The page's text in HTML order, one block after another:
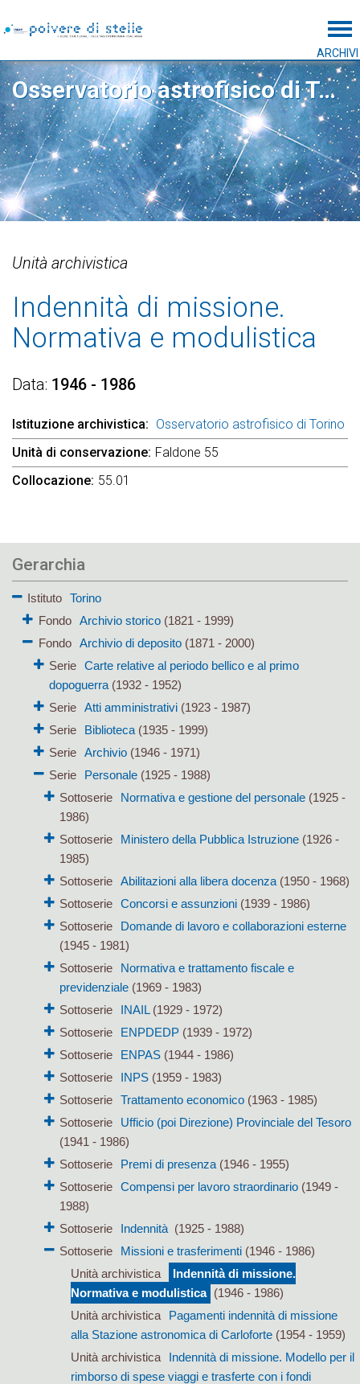
ARCHIVI
Osservatorio astrofisico di Torino
Unità archivistica
Indennità di missione.
Normativa e modulistica
Data 1946 - 1986
Istituzione archivistica
Osservatorio astrofisico di Torino
Unità di conservazione Faldone 55
Collocazione 55.01
Gerarchia
Istituto
Torino
Fondo
Archivio storico(1821 - 1999)
Fondo
Archivio di deposito(1871 - 2000)
Serie Carte relative al periodo bellico e al primo
dopoguerra(1932 - 1952)
Serie Atti amministrativi(1923 - 1987)
Serie
Biblioteca(1935 - 1999)
Serie Archivio(1946 - 1971)
Serie
Personale(1925 - 1988)
Sottoserie
Normativa e gestione del personale (1925 -
1986)
Sottoserie
Ministero della Pubblica Istruzione (1926 -
1985)
Sottoserie
Abilitazioni alla libera docenza (1950 - 1968)
Sottoserie
Concorsi e assunzioni (1939 - 1986)
Sottoserie
Domande di lavoro e collaborazioni esterne
(1945 - 1981)
Sottoserie
Normativa e trattamento fiscale e
previdenziale (1969 - 1983)
Sottoserie
INAIL(1929 - 1972)
Sottoserie
ENPDEDP (1939 - 1972)
Sottoserie
ENPAS (1944 - 1986)
Sottoserie
INPS (1959 - 1983)
Sottoserie
Trattamento economico (1963 - 1985)
Sottoserie
Ufficio (poi Direzione) Provinciale del Tesoro
(1941 - 1986)
Sottoserie
Premi di presenza (1946 - 1955)
Sottoserie
Compensi per lavoro straordinario (1949 -
1988)
Sottoserie
Indennità (1925 - 1988)
Sottoserie
Missioni e trasferimenti (1946 - 1986)
Unità archivistica
Indennità di missione.
Normativa e modulistica
(1946 - 1986)
Unità archivistica
Pagamenti indennità di missione
alla Stazione astronomica di Carloforte(1954 - 1959)
Unità archivistica
Indennità di missione. Modello per il
rimborso di spese viaggi e trasferte con i fondi